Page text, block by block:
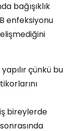
bağışıklık
enfeksiyonu
yapılır çünkü bu
bireylerde